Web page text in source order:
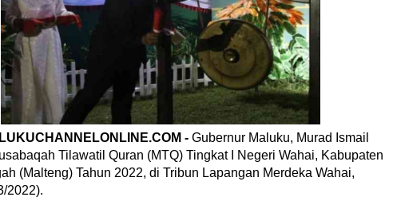
- Gubernur Maluku, Murad Ismail
Tilawatil Quran (MTQ) Tingkat I Negeri Wahai, Kabupaten
(Malteng) Tahun 2022, di Tribun Lapangan Merdeka Wahai,
2022).